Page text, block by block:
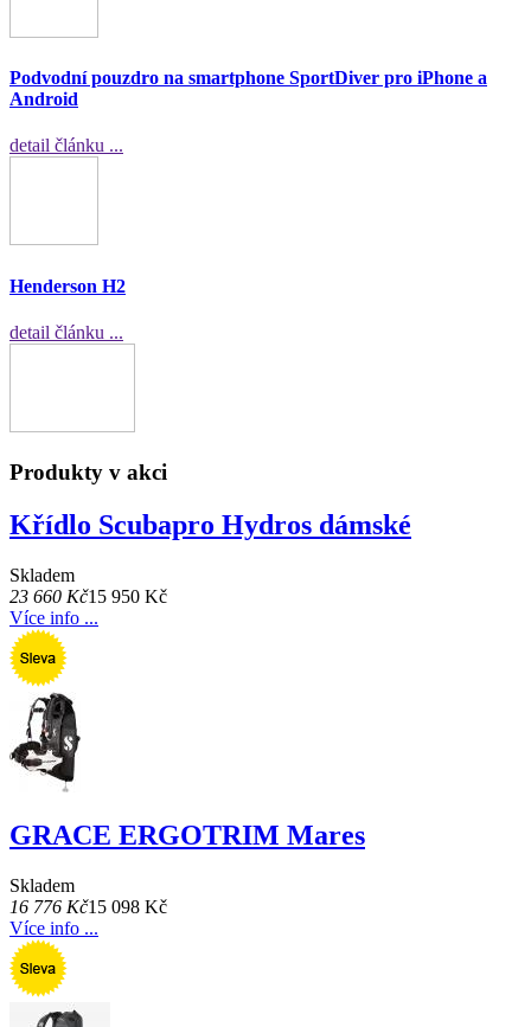
Podvodní pouzdro na smartphone SportDiver pro iPhone a
Android
detail článku ...
Henderson H2
detail článku ...
Produkty v akci
Křídlo Scubapro Hydros dámské
Skladem
23 660 Kč15 950 Kč
Více info ...
GRACE ERGOTRIM Mares
Skladem
16 776 Kč15 098 Kč
Více info ...